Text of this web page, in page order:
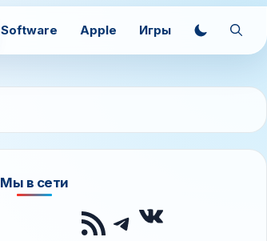
Software Apple Игры
Мы в сети
RSS-лента
Telegram